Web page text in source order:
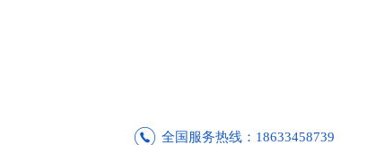
全国服务热线：18633458739